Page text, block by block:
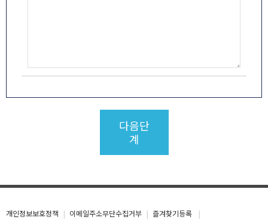
다음단
계
개인정보보호정책 이메일주소무단수집거부 즐겨찾기등록